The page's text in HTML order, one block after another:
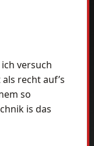
versuch
recht auf’s
so
is das